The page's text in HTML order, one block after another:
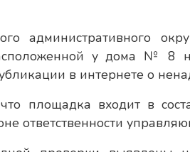
административного
у дома № 8
в интернете о
что площадка входит в
ответственности